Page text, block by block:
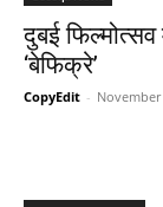
दुबई फिल्मोत्सव
‘बेफिक्रे’
CopyEdit - November